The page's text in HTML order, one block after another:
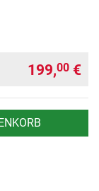
199,00 €